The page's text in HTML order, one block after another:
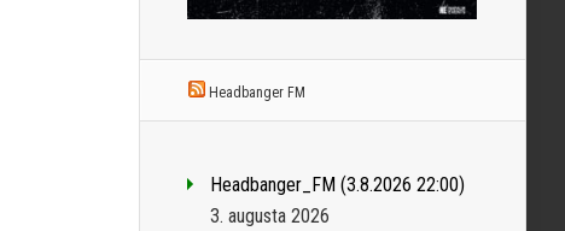
Headbanger FM
Headbanger_FM (3.8.2026 22:00)
3. augusta 2026